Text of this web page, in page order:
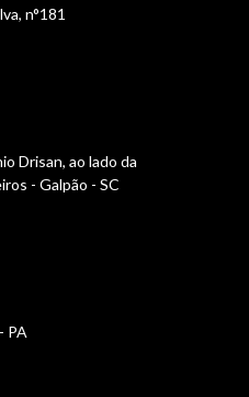
n°181
Drisan, ao lado da
- Galpão - SC
PA